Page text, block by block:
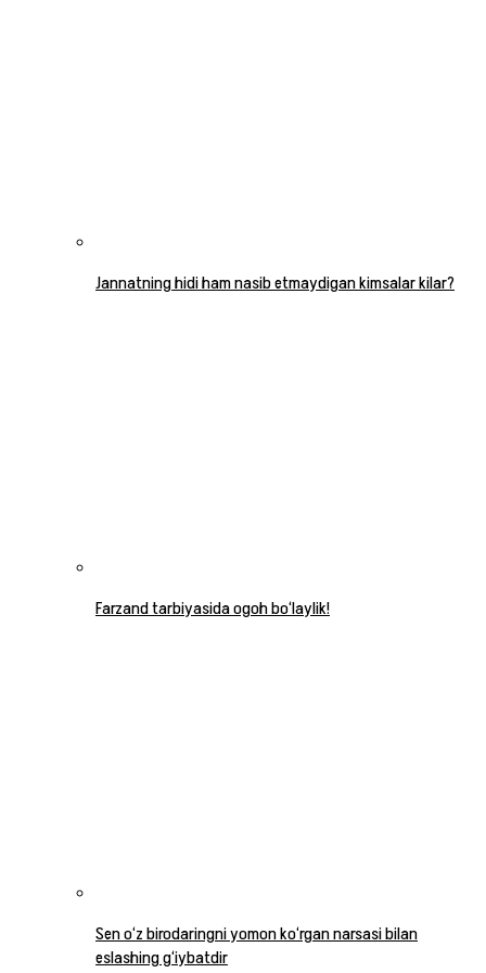
Jannatning hidi ham nasib etmaydigan kimsalar kilar?
Farzand tarbiyasida ogoh bo‘laylik!
Sen o‘z birodaringni yomon ko‘rgan narsasi bilan
eslashing g‘iybatdir